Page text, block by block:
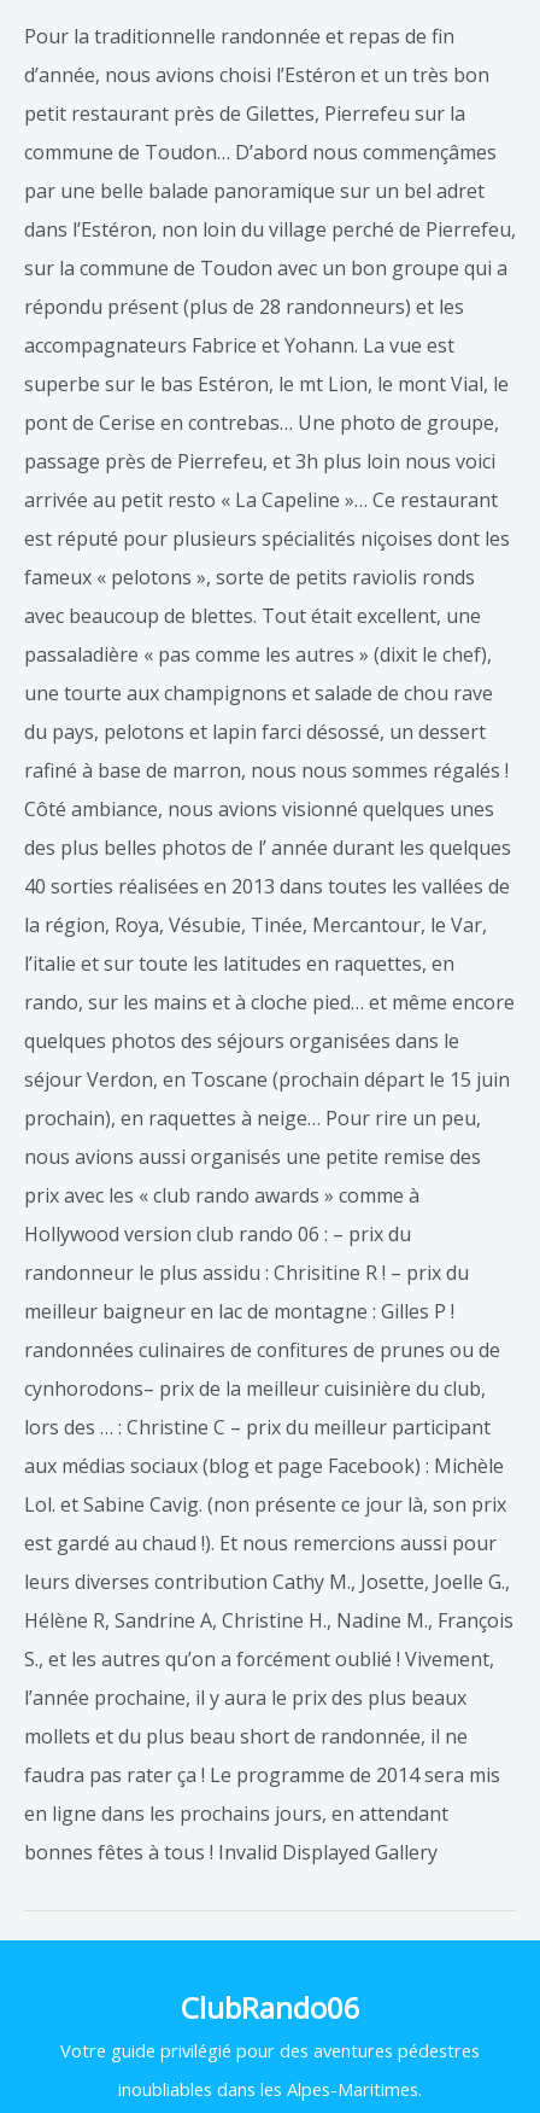
Pour la traditionnelle randonnée et repas de fin
d’année, nous avions choisi l’Estéron et un très bon
petit restaurant près de Gilettes, Pierrefeu sur la
commune de Toudon… D’abord nous commençâmes
par une belle balade panoramique sur un bel adret
dans l’Estéron, non loin du village perché de Pierrefeu,
sur la commune de Toudon avec un bon groupe qui a
répondu présent (plus de 28 randonneurs) et les
accompagnateurs Fabrice et Yohann. La vue est
superbe sur le bas Estéron, le mt Lion, le mont Vial, le
pont de Cerise en contrebas… Une photo de groupe,
passage près de Pierrefeu, et 3h plus loin nous voici
arrivée au petit resto « La Capeline »… Ce restaurant
est réputé pour plusieurs spécialités niçoises dont les
fameux « pelotons », sorte de petits raviolis ronds
avec beaucoup de blettes. Tout était excellent, une
passaladière « pas comme les autres » (dixit le chef),
une tourte aux champignons et salade de chou rave
du pays, pelotons et lapin farci désossé, un dessert
rafiné à base de marron, nous nous sommes régalés !
Côté ambiance, nous avions visionné quelques unes
des plus belles photos de l’ année durant les quelques
40 sorties réalisées en 2013 dans toutes les vallées de
la région, Roya, Vésubie, Tinée, Mercantour, le Var,
l’italie et sur toute les latitudes en raquettes, en
rando, sur les mains et à cloche pied… et même encore
quelques photos des séjours organisées dans le
séjour Verdon, en Toscane (prochain départ le 15 juin
prochain), en raquettes à neige… Pour rire un peu,
nous avions aussi organisés une petite remise des
prix avec les « club rando awards » comme à
Hollywood version club rando 06 : – prix du
randonneur le plus assidu : Chrisitine R ! – prix du
meilleur baigneur en lac de montagne : Gilles P !
randonnées culinaires de confitures de prunes ou de
cynhorodons– prix de la meilleur cuisinière du club,
lors des … : Christine C – prix du meilleur participant
aux médias sociaux (blog et page Facebook) : Michèle
Lol. et Sabine Cavig. (non présente ce jour là, son prix
est gardé au chaud !). Et nous remercions aussi pour
leurs diverses contribution Cathy M., Josette, Joelle G.,
Hélène R, Sandrine A, Christine H., Nadine M., François
S., et les autres qu’on a forcément oublié ! Vivement,
l’année prochaine, il y aura le prix des plus beaux
mollets et du plus beau short de randonnée, il ne
faudra pas rater ça ! Le programme de 2014 sera mis
en ligne dans les prochains jours, en attendant
bonnes fêtes à tous ! Invalid Displayed Gallery
ClubRando06
Votre guide privilégié pour des aventures pédestres
inoubliables dans les Alpes-Maritimes.